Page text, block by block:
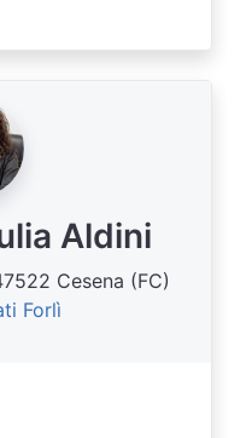
Aldini
Cesena (FC)
Forlì